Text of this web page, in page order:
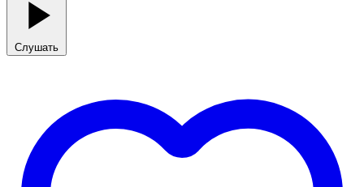
Слушать